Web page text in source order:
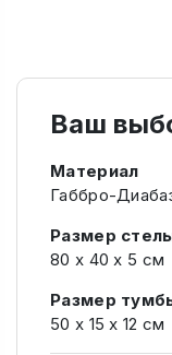
Ваш
Материал
Габбро-
Размер
80 х 40 х 5 см
Размер
50 х 15 х 12 см